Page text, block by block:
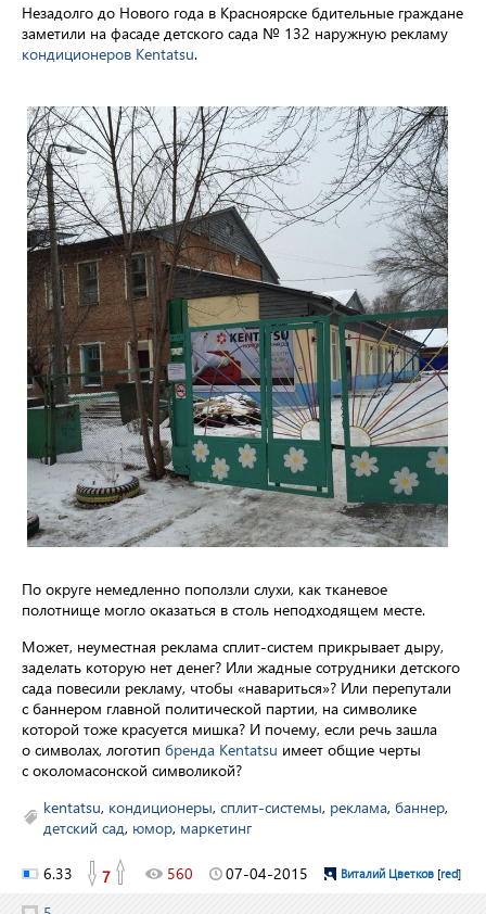
Незадолго до Нового года в Красноярске бдительные граждане
заметили на фасаде детского сада № 132 наружную рекламу
кондиционеров Kentatsu.
По округе немедленно поползли слухи, как тканевое
полотнище могло оказаться в столь неподходящем месте.
Может, неуместная реклама сплит-систем прикрывает дыру,
заделать которую нет денег? Или жадные сотрудники детского
сада повесили рекламу, чтобы «навариться»? Или перепутали
с баннером главной политической партии, на символике
которой тоже красуется мишка? И почему, если речь зашла
о символах, логотип бренда Kentatsu имеет общие черты
с околомасонской символикой?
kentatsu, кондиционеры, сплит-системы, реклама, баннер,
детский сад, юмор, маркетинг
6.33 7 560 07-04-2015 Виталий Цветков [red]